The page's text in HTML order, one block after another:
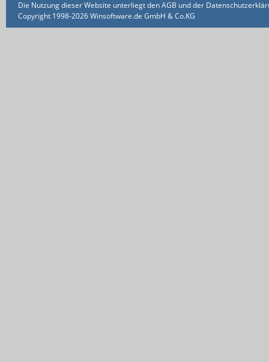
Die Nutzung dieser Website unterliegt den AGB und der
Copyright 1998-2026 Winsoftware.de GmbH & Co.KG